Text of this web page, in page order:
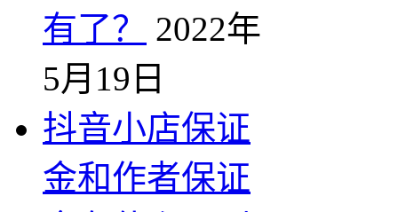
有了？
2022年
5月19日
抖音小店保证
金和作者保证